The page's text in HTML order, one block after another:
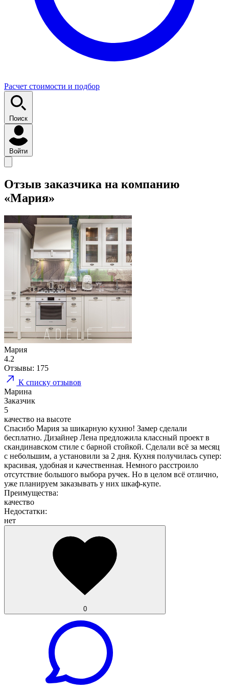
Расчет стоимости и подбор
Поиск
Войти
Отзыв заказчика на компанию
«Мария»
Мария
4.2
Отзывы: 175
К списку отзывов
Марина
Заказчик
5
качество на высоте
Спасибо Мария за шикарную кухню! Замер сделали
бесплатно. Дизайнер Лена предложила классный проект в
скандинавском стиле с барной стойкой. Сделали всё за месяц
с небольшим, а установили за 2 дня. Кухня получилась супер:
красивая, удобная и качественная. Немного расстроило
отсутствие большого выбора ручек. Но в целом всё отлично,
уже планируем заказывать у них шкаф-купе.
Преимущества:
качество
Недостатки:
нет
0